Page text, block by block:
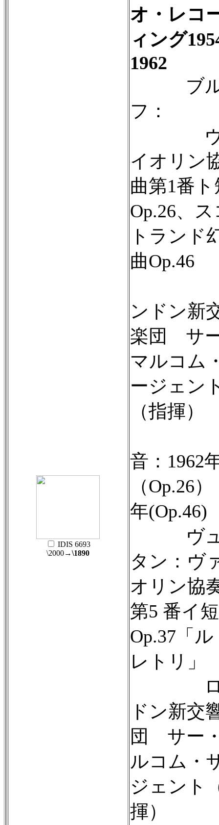
IDIS 6693
\2000→\1890
オ・レコ
ィング
1962
ブル
フ：
ヴ
イオリン
曲第1番
Op.26、
トランド
曲Op.46
ンドン新
楽団 サ
マルコム
ージェン
（指揮）
音：1962
（Op.26
年(Op.46)
ヴュ
タン：ヴ
オリン協
第5 番イ
Op.37「
レトリ」
ロ
ドン新交
団 サー
ルコム・
ジェント
揮）